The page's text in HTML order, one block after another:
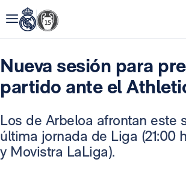
Nueva sesión para
partido ante el
Los de Arbeloa afrontan este
última jornada de Liga (21:00
y Movistra LaLiga).